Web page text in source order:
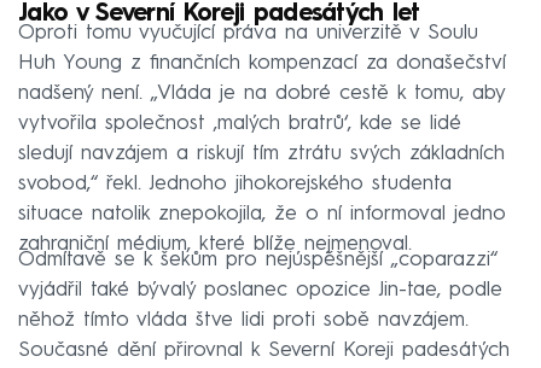
Jako v Severní Koreji padesátých let
Oproti tomu vyučující práva na univerzitě v Soulu
Huh Young z finančních kompenzací za donašečství
nadšený není. „Vláda je na dobré cestě k tomu, aby
vytvořila společnost ‚malých bratrů‘, kde se lidé
sledují navzájem a riskují tím ztrátu svých základních
svobod,“ řekl. Jednoho jihokorejského studenta
situace natolik znepokojila, že o ní informoval jedno
zahraniční médium, které blíže nejmenoval.
Odmítavě se k šekům pro nejúspěšnější „coparazzi“
vyjádřil také bývalý poslanec opozice Jin-tae, podle
něhož tímto vláda štve lidi proti sobě navzájem.
Současné dění přirovnal k Severní Koreji padesátých